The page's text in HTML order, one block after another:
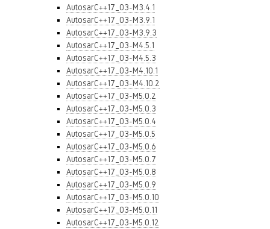
AutosarC++17_03-M3.4.1
AutosarC++17_03-M3.9.1
AutosarC++17_03-M3.9.3
AutosarC++17_03-M4.5.1
AutosarC++17_03-M4.5.3
AutosarC++17_03-M4.10.1
AutosarC++17_03-M4.10.2
AutosarC++17_03-M5.0.2
AutosarC++17_03-M5.0.3
AutosarC++17_03-M5.0.4
AutosarC++17_03-M5.0.5
AutosarC++17_03-M5.0.6
AutosarC++17_03-M5.0.7
AutosarC++17_03-M5.0.8
AutosarC++17_03-M5.0.9
AutosarC++17_03-M5.0.10
AutosarC++17_03-M5.0.11
AutosarC++17_03-M5.0.12